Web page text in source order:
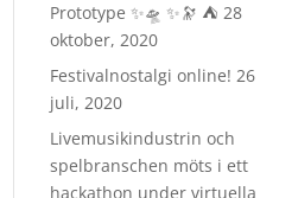
Prototype ✨🛸 ✨🔭 ⛺️ 28
oktober, 2020
Festivalnostalgi online! 26
juli, 2020
Livemusikindustrin och
spelbranschen möts i ett
hackathon under virtuella